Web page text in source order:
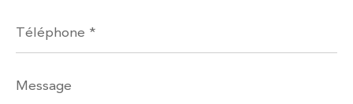
*
Message
*